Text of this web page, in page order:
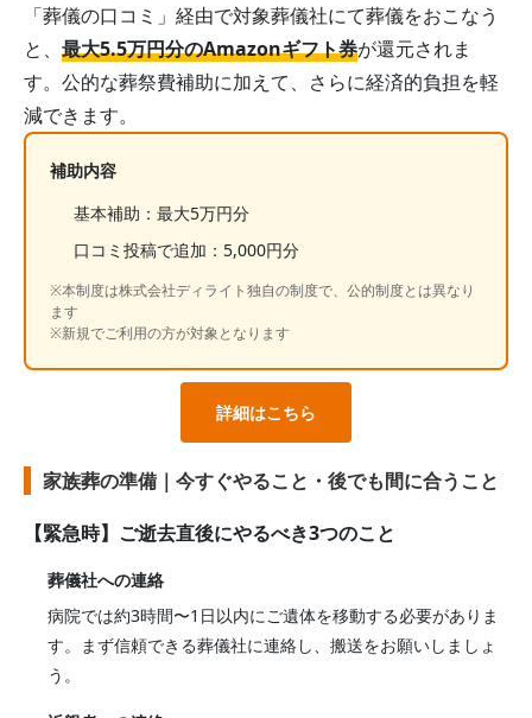
「葬儀の口コミ」経由で対象葬儀社にて葬儀をおこなう
と、 最大5.5万円分のAmazonギフト券が還元されま
す。公的な葬祭費補助に加えて、さらに経済的負担を軽
減できます。
補助内容
基本補助：最大5万円分
口コミ投稿で追加：5,000円分
※本制度は株式会社ディライト独自の制度で、公的制度とは異なり
ます
※新規でご利用の方が対象となります
詳細はこちら
家族葬の準備｜今すぐやること・後でも間に合うこと
【緊急時】ご逝去直後にやるべき3つのこと
葬儀社への連絡
病院では約3時間〜1日以内にご遺体を移動する必要がありま
す。まず信頼できる葬儀社に連絡し、搬送をお願いしましょ
う。